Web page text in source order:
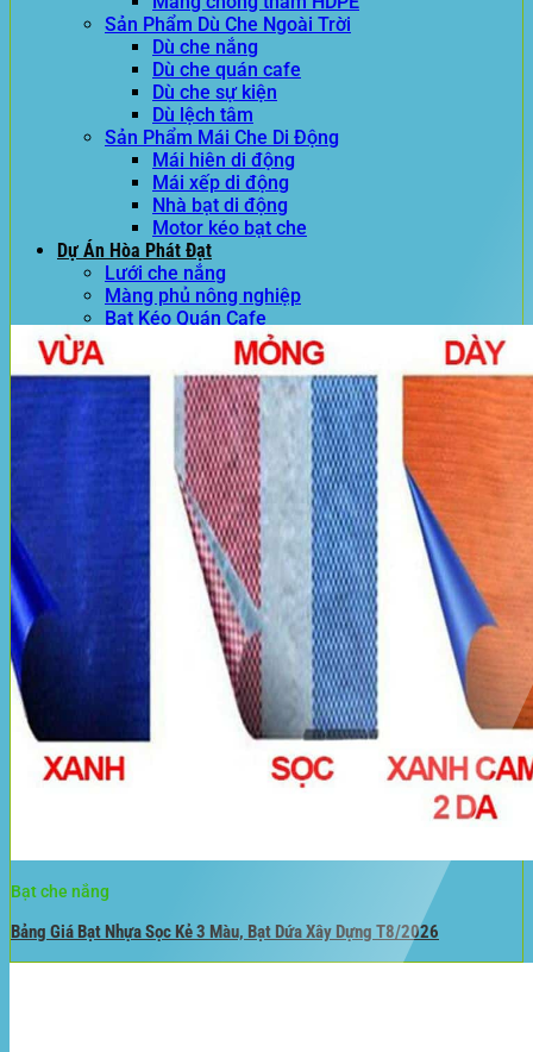
Sản Phẩm Dù Che Ngoài Trời
Dù che nắng
Dù che quán cafe
Dù che sự kiện
Dù lệch tâm
Sản Phẩm Mái Che Di Động
Mái hiên di động
Mái xếp di động
Nhà bạt di động
Motor kéo bạt che
Dự Án Hòa Phát Đạt
Lưới che nắng
Màng phủ nông nghiệp
Bạt Kéo Quán Cafe
Bạt Kéo Sân Trường
Thi Công Mái Xếp Hà Nội
Thi Công Mái Xếp TPHCM
Thi Công Mái Xếp Bình Dương
Thi Công Mái Xếp Biên Hòa
Tin tức
Hoạt động
May bạt mái che
Thi công bạt lót lồ
Thay bạt áo dù
Thay bạt mái che
Thi công mái tôn
Tuyển Dụng Hòa Phát Đạt
Liên hệ Hòa Phát Đạt
Bạt che nắng
Bảng Giá Bạt Nhựa Sọc Kẻ 3 Màu, Bạt Dứa Xây Dựng T8/2026